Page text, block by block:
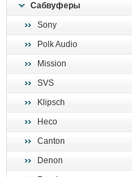
Сабвуферы
Sony
Polk Audio
Mission
SVS
Klipsch
Heco
Canton
Denon